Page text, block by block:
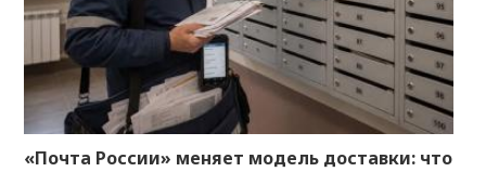
«Почта России» меняет модель доставки: что